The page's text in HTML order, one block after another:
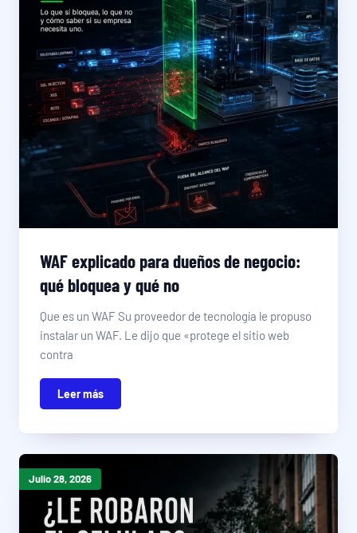
WAF explicado para dueños de negocio:
qué bloquea y qué no
Que es un WAF Su proveedor de tecnología le propuso
instalar un WAF. Le dijo que «protege el sitio web
contra
Leer más
Julio 28, 2026